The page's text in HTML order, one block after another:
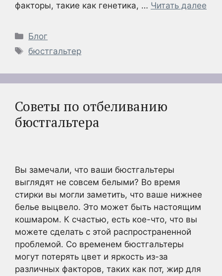
факторы, такие как генетика, … Читать далее
Рубрики
Блог
Метки
бюстгальтер
Советы по отбеливанию
бюстгальтера
Вы замечали, что ваши бюстгальтеры
выглядят не совсем белыми? Во время
стирки вы могли заметить, что ваше нижнее
белье выцвело. Это может быть настоящим
кошмаром. К счастью, есть кое-что, что вы
можете сделать с этой распространенной
проблемой. Со временем бюстгальтеры
могут потерять цвет и яркость из-за
различных факторов, таких как пот, жир для